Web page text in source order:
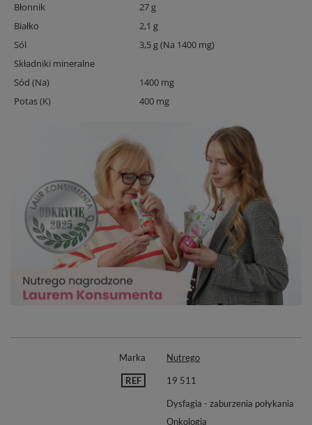
Błonnik
27 g
Białko
2,1 g
Sól
3,5 g (Na 1400 mg)
Składniki mineralne
Sód (Na)
1400 mg
Potas (K)
400 mg
Marka Nutrego
REF 19 511
Dysfagia - zaburzenia połykania
Onkologia